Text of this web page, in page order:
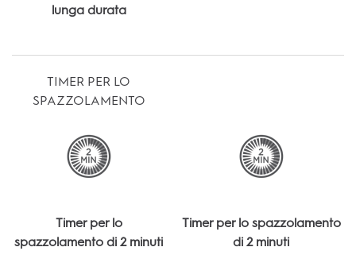
lunga durata
TIMER PER LO
SPAZZOLAMENTO
Timer per lo
spazzolamento di 2 minuti
Timer per lo spazzolamento
di 2 minuti